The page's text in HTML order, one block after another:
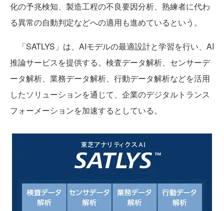
化の予兆検知、製造工程の不良要因分析、熟練者に代わ
る異常の自動判定などへの適用も進めているという。
「SATLYS」は、AIモデルの最適設計と学習を行い、AI
推論サービスを提供する。検査データ解析、センサーデ
ータ解析、業務データ解析、行動データ解析などを活用
したソリューションを通じて、企業のデジタルトランス
フォーメーションを加速するとしている。